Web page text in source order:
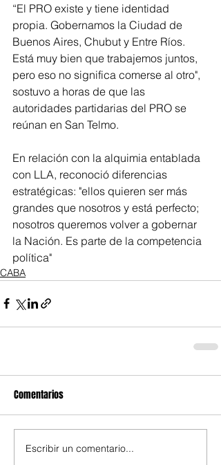
“El PRO existe y tiene identidad
propia. Gobernamos la Ciudad de
Buenos Aires, Chubut y Entre Ríos.
Está muy bien que trabajemos juntos,
pero eso no significa comerse al otro",
sostuvo a horas de que las
autoridades partidarias del PRO se
reúnan en San Telmo.
En relación con la alquimia entablada
con LLA, reconoció diferencias
estratégicas: "ellos quieren ser más
grandes que nosotros y está perfecto;
nosotros queremos volver a gobernar
la Nación. Es parte de la competencia
política"
CABA
Comentarios
Escribir un comentario...